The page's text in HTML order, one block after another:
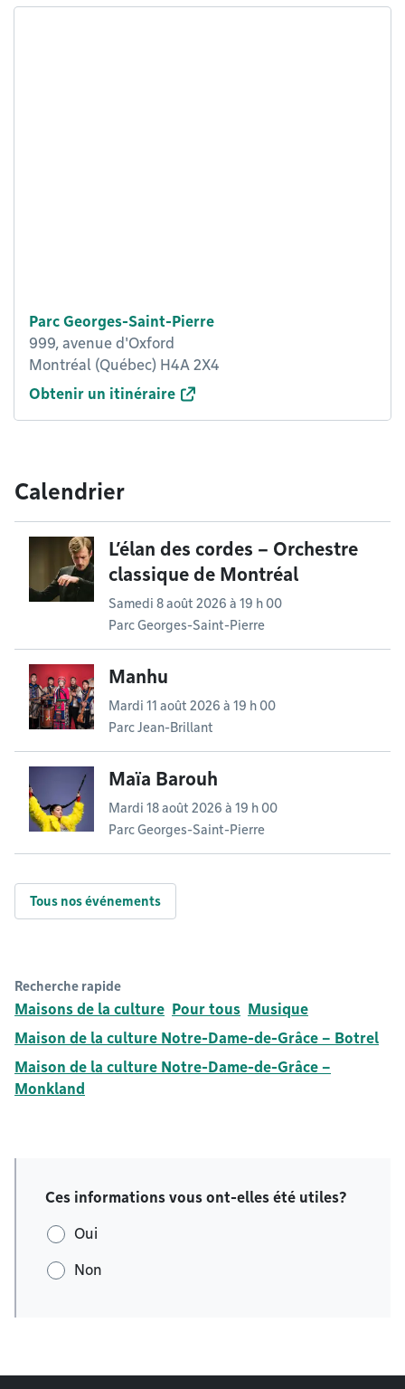
Parc Georges-Saint-Pierre
999, avenue d'Oxford
Montréal (Québec) H4A 2X4
Obtenir un itinéraire
Calendrier
L’élan des cordes – Orchestre
classique de Montréal
Samedi 8 août 2026 à 19 h 00
Parc Georges-Saint-Pierre
Manhu
Mardi 11 août 2026 à 19 h 00
Parc Jean-Brillant
Maïa Barouh
Mardi 18 août 2026 à 19 h 00
Parc Georges-Saint-Pierre
Tous nos événements
Recherche rapide
Maisons de la culture Pour tous Musique
Maison de la culture Notre-Dame-de-Grâce – Botrel
Maison de la culture Notre-Dame-de-Grâce –
Monkland
Ces informations vous ont-elles été utiles?
Oui
Non